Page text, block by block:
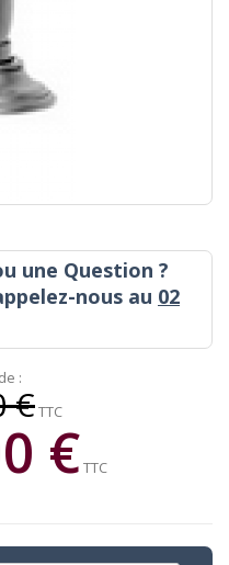
une Question ?
nous au 02
:
€TTC
€TTC